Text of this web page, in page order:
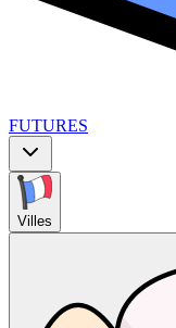
FUTURES
Villes